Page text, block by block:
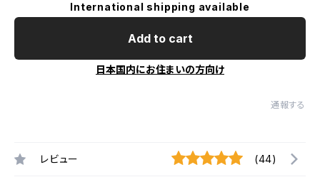
International shipping available
Add to cart
日本国内にお住まいの方向け
通報する
レビュー (44)